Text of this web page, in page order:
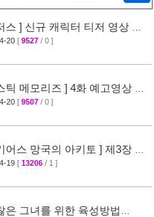
스 ] 신규 캐릭터 티저 영상 공
20 [ 9527 / 0 ]
틱 메모리즈 ] 4화 예고영상 +
화면 공개
20 [ 9507 / 0 ]
어스 망국의 아키토 ] 제3장 다
상 공개
[40]
19 [ 13206 / 1 ]
은 그녀를 위한 육성방법